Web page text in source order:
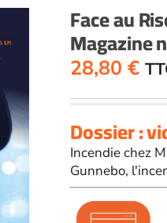
Face au
Magazine
28,80€
Dossier :
Incendie chez
Gunnebo,